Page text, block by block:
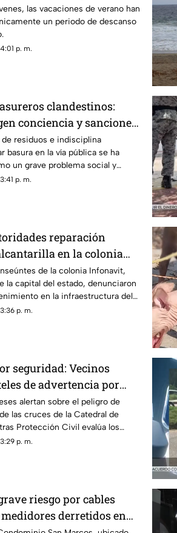
las vacaciones de verano han
un periodo de descanso
p. m.
clandestinos:
conciencia y sanciones
de residuos e indisciplina
basura en la vía pública se ha
un grave problema social y
de Acapulco.
p. m.
reparación
en la colonia
Chilpancingode la colonia Infonavit,
la capital del estado, denunciaron
en la infraestructura del
la calle Circunvalación
p. m.
seguridad: Vecinos
de advertencia por
de la catedral.
alertan sobre el peligro de
las cruces de la Catedral de
Protección Civil evalúa los
p. m.
riesgo por cables
derretidos en